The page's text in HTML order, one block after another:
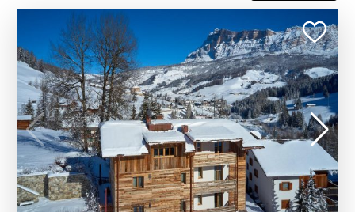
Nejnovější
Nejdražší
Nejlevnější
ITÁLIE | LA VILLA
1 520 500 - 1 657 500 €